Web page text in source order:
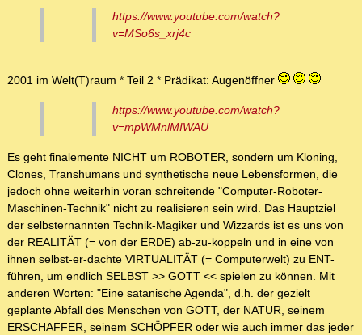
https://www.youtube.com/watch?
v=MSo6s_xrj4c
2001 im Welt(T)raum * Teil 2 * Prädikat: Augenöffner
https://www.youtube.com/watch?
v=mpWMnlMIWAU
Es geht finalemente NICHT um ROBOTER, sondern um Kloning,
Clones, Transhumans und synthetische neue Lebensformen, die
jedoch ohne weiterhin voran schreitende "Computer-Roboter-
Maschinen-Technik" nicht zu realisieren sein wird. Das Hauptziel
der selbsternannten Technik-Magiker und Wizzards ist es uns von
der REALITÄT (= von der ERDE) ab-zu-koppeln und in eine von
ihnen selbst-er-dachte VIRTUALITÄT (= Computerwelt) zu ENT-
führen, um endlich SELBST >> GOTT << spielen zu können. Mit
anderen Worten: "Eine satanische Agenda", d.h. der gezielt
geplante Abfall des Menschen von GOTT, der NATUR, seinem
ERSCHAFFER, seinem SCHÖPFER oder wie auch immer das jeder